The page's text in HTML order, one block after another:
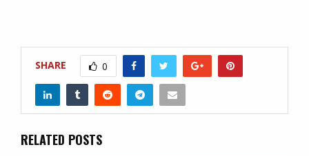
SHARE 0
RELATED POSTS